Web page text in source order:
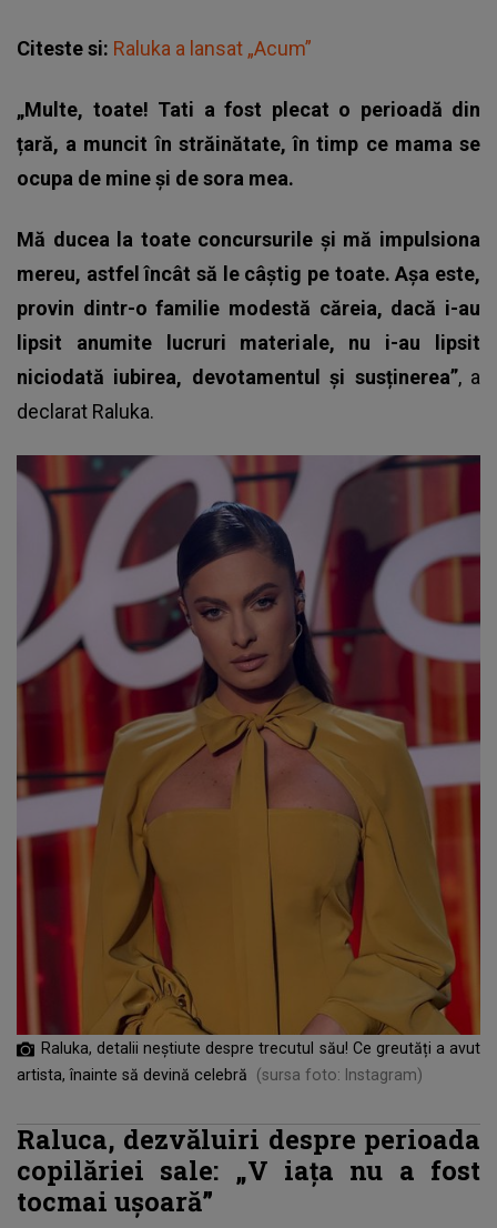
Citeste si: Raluka a lansat „Acum”
„Multe, toate! Tati a fost plecat o perioadă din
țară, a muncit în străinătate, în timp ce mama se
ocupa de mine și de sora mea.
Mă ducea la toate concursurile și mă impulsiona
mereu, astfel încât să le câștig pe toate. Așa este,
provin dintr-o familie modestă căreia, dacă i-au
lipsit anumite lucruri materiale, nu i-au lipsit
niciodată iubirea, devotamentul și susținerea”, a
declarat Raluka.
Raluka, detalii neștiute despre trecutul său! Ce greutăți a avut
artista, înainte să devină celebră
(sursa foto: Instagram)
Raluca, dezvăluiri despre perioada
copilăriei sale: „V iața nu a fost
tocmai ușoară”